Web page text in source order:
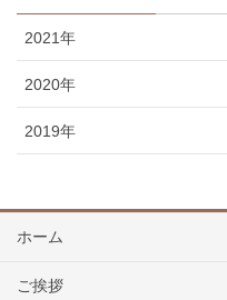
2021年
2020年
2019年
ホーム
ご挨拶